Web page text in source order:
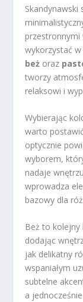
Skandynawski
przestronnymi
wykorzystać
beż oraz
tworzy
relaksowi i
Wybierając
warto
optycznie
wyborem,
nadaje
wprowadza
bazowy dla
Beż to
dodając
jak delikatny
wspaniałym
subtelne
a